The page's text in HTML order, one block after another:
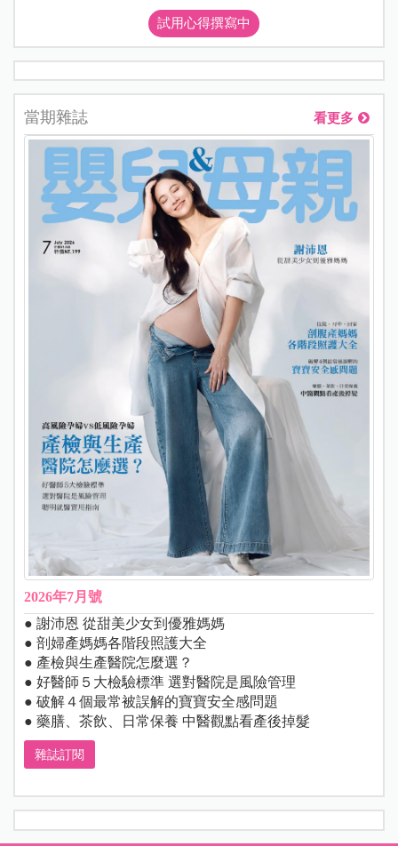
試用心得撰寫中
當期雜誌 看更多
2026年7月號
● 謝沛恩 從甜美少女到優雅媽媽
● 剖婦產媽媽各階段照護大全
● 產檢與生產醫院怎麼選？
● 好醫師５大檢驗標準 選對醫院是風險管理
● 破解４個最常被誤解的寶寶安全感問題
● 藥膳、茶飲、日常保養 中醫觀點看產後掉髮
雜誌訂閱